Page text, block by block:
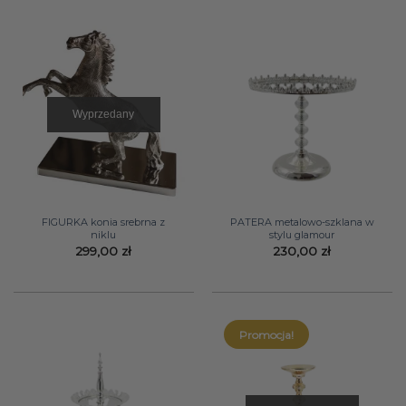
Wyprzedany
FIGURKA konia srebrna z
niklu
299,00 zł
PATERA metalowo-szklana w
stylu glamour
230,00 zł
Promocja!